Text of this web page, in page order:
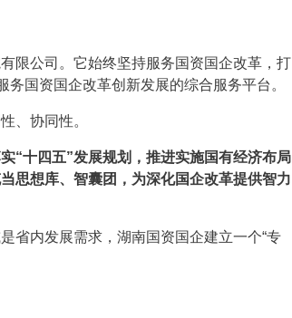
限公司。它始终坚持服务国资国企改革，打
国资国企改革创新发展的综合服务平台。
、协同性。
“十四五”发展规划，推进实施国有经济布局
思想库、智囊团，为深化国企改革提供智力
省内发展需求，湖南国资国企建立一个“专